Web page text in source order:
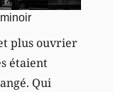
plus ouvrier
étaient
Qui